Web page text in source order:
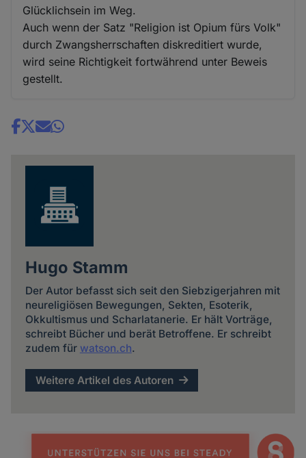
Glücklichsein im Weg.
Auch wenn der Satz "Religion ist Opium fürs Volk"
durch Zwangsherrschaften diskreditiert wurde,
wird seine Richtigkeit fortwährend unter Beweis
gestellt.
Share
Hugo Stamm
Der Autor befasst sich seit den Siebzigerjahren mit
neureligiösen Bewegungen, Sekten, Esoterik,
Okkultismus und Scharlatanerie. Er hält Vorträge,
schreibt Bücher und berät Betroffene. Er schreibt
zudem für watson.ch.
Weitere Artikel des Autoren